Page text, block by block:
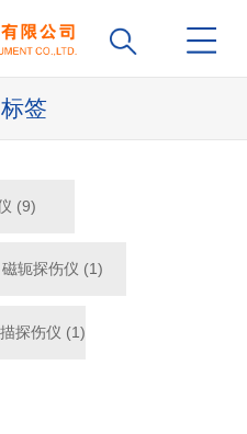
签
(9)
磁轭探伤仪 (1)
探伤仪 (1)